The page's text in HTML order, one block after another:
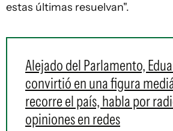
estas últimas resuelvan".
Alejado del Parlamento,
convirtió en una figura
recorre el país, habla por
opiniones en redes